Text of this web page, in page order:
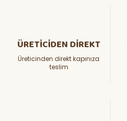
ÜRETİCİDEN DİREKT
Üreticinden direkt kapınıza
teslim